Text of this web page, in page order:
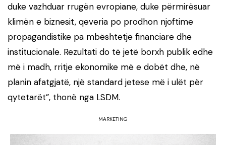
duke vazhduar rrugën evropiane, duke përmirësuar
klimën e biznesit, qeveria po prodhon njoftime
propagandistike pa mbështetje financiare dhe
institucionale. Rezultati do të jetë borxh publik edhe
më i madh, rritje ekonomike më e dobët dhe, në
planin afatgjatë, një standard jetese më i ulët për
qytetarët”, thonë nga LSDM.
MARKETING